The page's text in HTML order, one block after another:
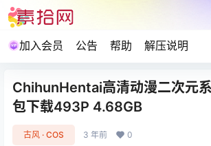
加入会员 公告 帮助 解压说明
ChihunHentai高清动漫二次元
包下载493P 4.68GB
古风 · COS 3 年前 0